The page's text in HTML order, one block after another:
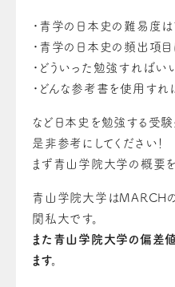
・青学の日本史の難易度は
・青学の日本史の頻出項目
・どういった勉強すればい
・どんな参考書を使用すれ
など日本史を勉強する受
是非参考にしてください！
まず青山学院大学の概要を
青山学院大学はMARCH
関私大です。
また青山学院大学の偏差
ます。